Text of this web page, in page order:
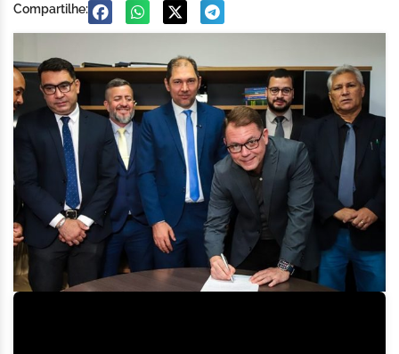
Compartilhe: